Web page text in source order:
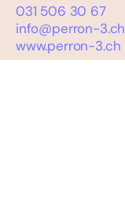
031 506 30 67
info@perron-3.ch
www.perron-3.ch